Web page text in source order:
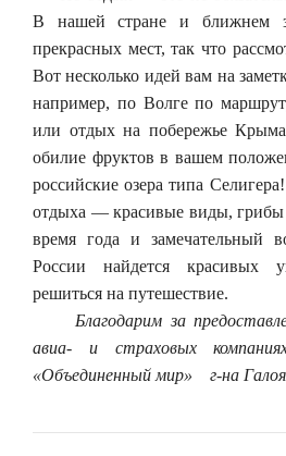
В нашей стране и ближнем
прекрасных мест, так что
Вот несколько идей вам на
например, по Волге по
или отдых на побережье
обилие фруктов в вашем
российские озера типа
отдыха — красивые виды, грибы
время года и замечательный
России найдется красивых
решиться на путешествие.
Благодарим за
авиа- и страховых
«Объединенный мир» г-на